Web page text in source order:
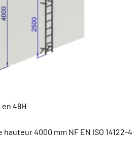
48H
4000 mm NF EN ISO 14122-4